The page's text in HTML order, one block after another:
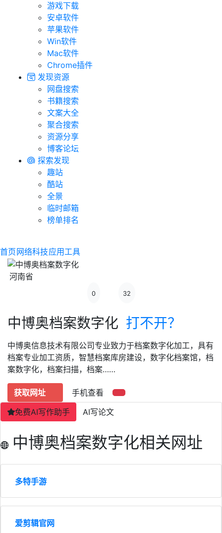
游戏下载
安卓软件
苹果软件
Win软件
Mac软件
Chrome插件
发现资源
网盘搜索
书籍搜索
文案大全
聚合搜索
资源分享
博客论坛
探索发现
趣站
酷站
全景
临时邮箱
榜单排名
首页 网络科技应用工具
河南省
0 32
中博奥档案数字化 打不开？
中博奥信息技术有限公司专业致力于档案数字化加工，具有
档案专业加工资质，智慧档案库房建设，数字化档案馆，档
案数字化，档案扫描，档案……
获取网址
手机查看
免费AI写作助手
AI写论文
中博奥档案数字化相关网址
多特手游
爱剪辑官网